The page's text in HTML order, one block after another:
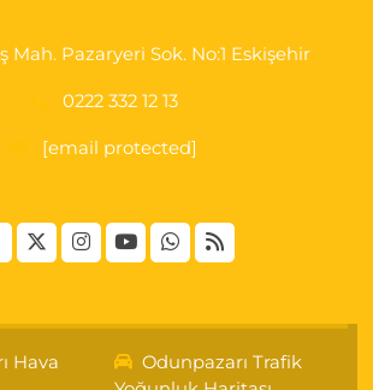
Mah. Pazaryeri Sok. No:1 Eskişehir
0222 332 12 13
[email protected]
Hava
Odunpazarı Trafik